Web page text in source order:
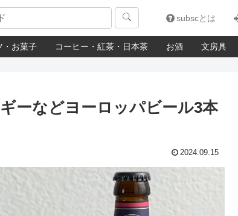
subscとは
・お菓子 コーヒー・紅茶・日本茶 お酒 文房具
ーなどヨーロッパビール3本
2024.09.15